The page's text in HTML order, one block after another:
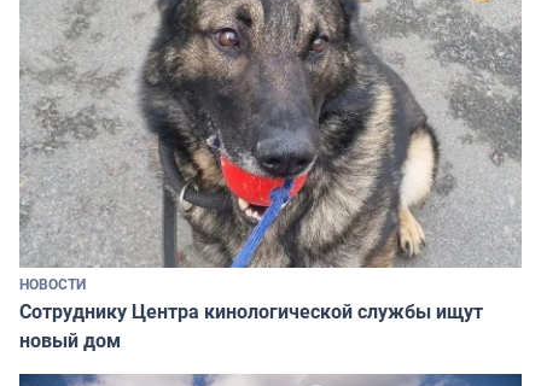
НОВОСТИ
Сотруднику Центра кинологической службы ищут
новый дом